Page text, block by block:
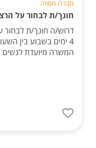
חברה חסויה
חונך/ת לבחור על
דרוש/ה חונך/ת
המשרה מיועדת לנשים